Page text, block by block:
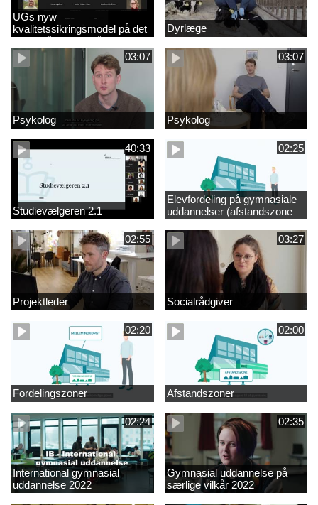
UGs nyw
kvalitetssikringsmodel på det
videregående område
Dyrlæge
03:07
Psykolog
03:07
Psykolog
40:33
Studievælgeren 2.1
02:25
Elevfordeling på gymnasiale
uddannelser (afstandszone
redigeret)
02:55
Projektleder
03:27
Socialrådgiver
02:20
Fordelingszoner
02:00
Afstandszoner
02:24
International gymnasial
uddannelse 2022
02:35
Gymnasial uddannelse på
særlige vilkår 2022